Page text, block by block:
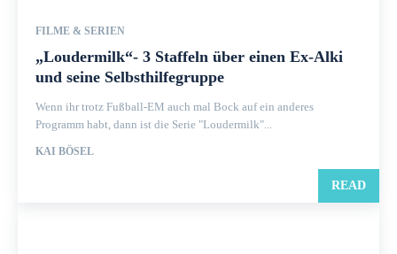
FILME & SERIEN
„Loudermilk“- 3 Staffeln über einen Ex-Alki
und seine Selbsthilfegruppe
Wenn ihr trotz Fußball-EM auch mal Bock auf ein anderes
Programm habt, dann ist die Serie "Loudermilk"...
KAI BÖSEL
READ